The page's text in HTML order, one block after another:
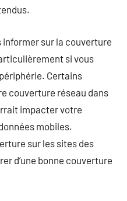
informer sur la couverture
si vous
Certains
couverture réseau dans
impacter votre
mobiles.
sur les sites des
d’une bonne couverture